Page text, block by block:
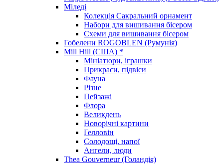
Міледі
Колекція Сакральний орнамент
Набори для вишивання бісером
Схеми для вишивання бісером
Гобелени ROGOBLEN (Румунія)
Mill Hill (США) *
Мініатюри, іграшки
Прикраси, підвіси
Фауна
Різне
Пейзажі
Флора
Великдень
Новорічні картини
Гелловін
Солодощі, напої
Ангели, люди
Thea Gouverneur (Голандія)